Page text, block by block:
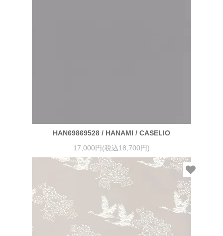
HAN69869528 / HANAMI / CASELIO
17,000円(税込18,700円)